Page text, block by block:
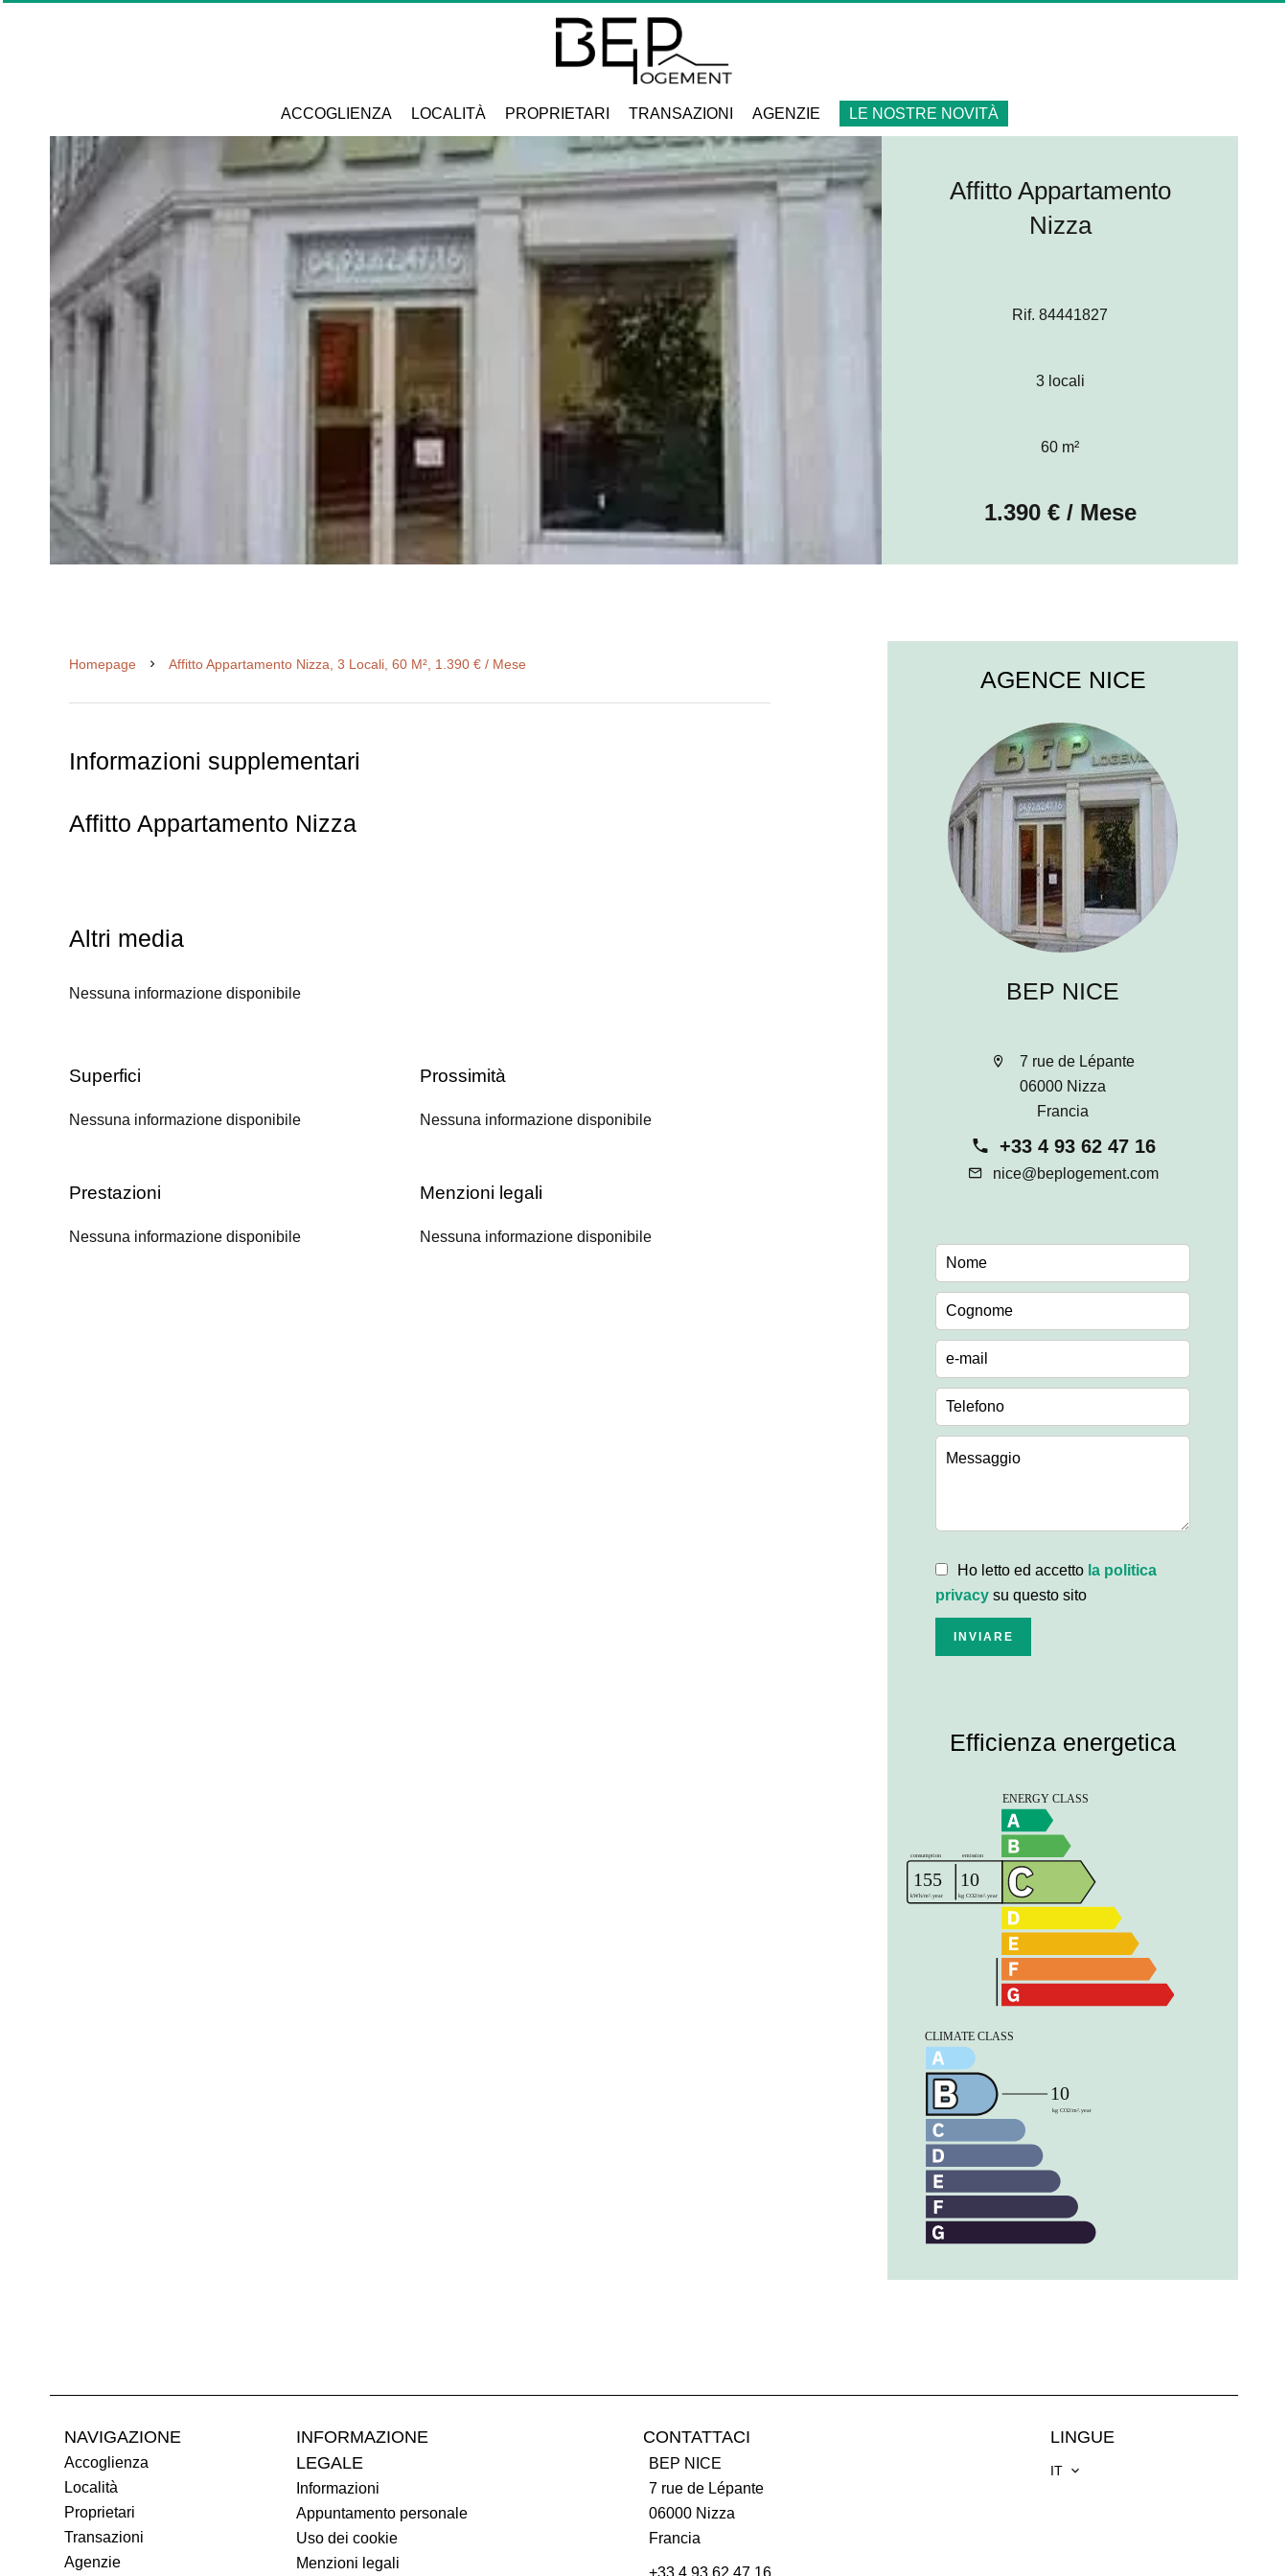
ACCOGLIENZA LOCALITÀ PROPRIETARI TRANSAZIONI AGENZIE LE NOSTRE NOVITÀ
Affitto Appartamento
Nizza
Rif. 84441827
3 locali
60 m²
1.390 € / Mese
Homepage Affitto Appartamento Nizza, 3 Locali, 60 M², 1.390 € / Mese
Informazioni supplementari
Affitto Appartamento Nizza
Altri media
Nessuna informazione disponibile
Superfici
Nessuna informazione disponibile
Prossimità
Nessuna informazione disponibile
Prestazioni
Nessuna informazione disponibile
Menzioni legali
Nessuna informazione disponibile
AGENCE NICE
BEP NICE
7 rue de Lépante
06000 Nizza
Francia
+33 4 93 62 47 16
nice@beplogement.com
Ho letto ed accetto la politica
privacy su questo sito
INVIARE
Efficienza energetica
NAVIGAZIONE
Accoglienza
Località
Proprietari
Transazioni
Agenzie
INFORMAZIONE
LEGALE
Informazioni
Appuntamento personale
Uso dei cookie
Menzioni legali
CONTATTACI
BEP NICE
7 rue de Lépante
06000Nizza
Francia
+33 4 93 62 47 16
LINGUE
IT